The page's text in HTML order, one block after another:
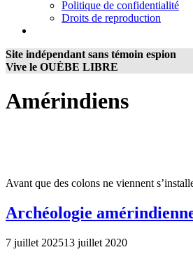
Politique de confidentialité
Droits de reproduction
Site indépendant sans témoin espion
Vive le OUÈBE LIBRE
Amérindiens
Avant que des colons ne viennent
Archéologie
7 juillet 202513 juillet 2020